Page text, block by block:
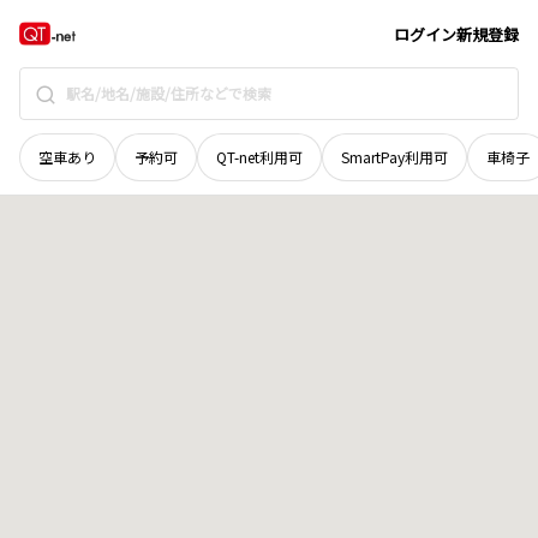
ログイン新規登録
空車あり 予約可 QT-net利用可 SmartPay利用可 車椅子
岡山県